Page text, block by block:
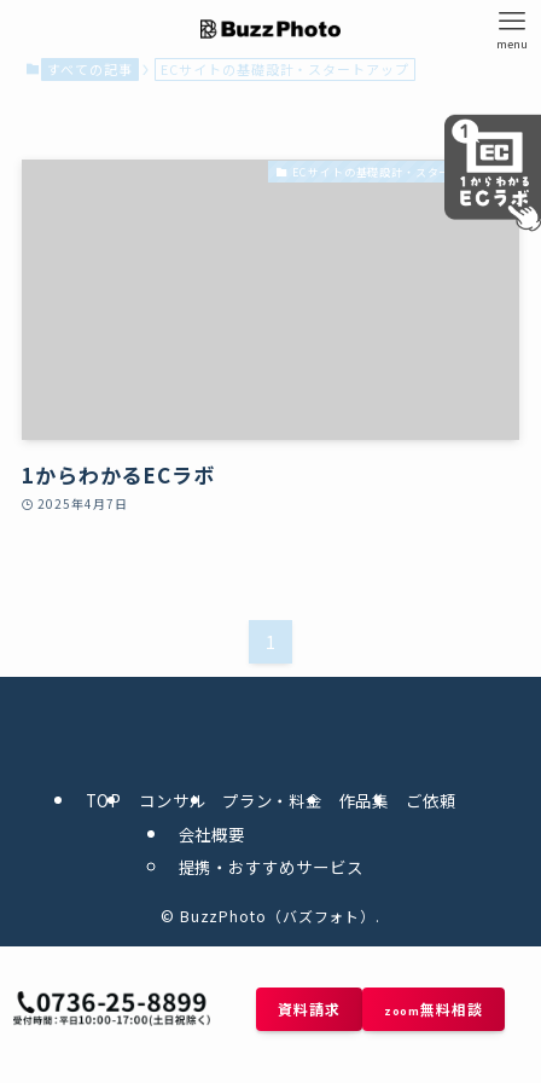
menu
すべての記事 ECサイトの基礎設計・スタートアップ
ECサイトの基礎設計・スタートアップ
1からわかるECラボ
2025年4月7日
1
資料請求 zoom無料相談
TOP コンサル プラン・料金 作品集
ご依頼
会社概要
提携・おすすめサービス
© BuzzPhoto（バズフォト）.